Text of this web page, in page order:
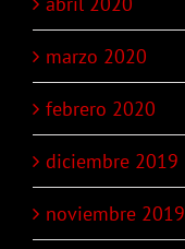
marzo 2020
febrero 2020
diciembre 2019
noviembre 2019